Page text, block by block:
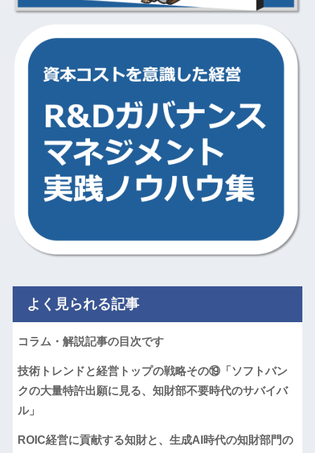
よく見られる記事
コラム・解説記事の目次です
技術トレンドと経営トップの戦略その⑲「ソフトバン
クの大量特許出願に見る、知財部不要時代のサバイバ
ル」
ROIC経営に貢献する知財と、生成AI時代の知財部門の